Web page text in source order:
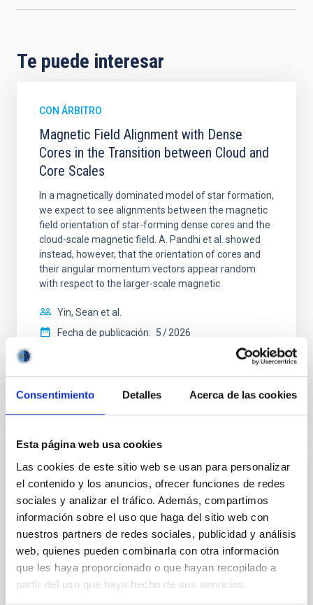
Consentimiento Detalles Acerca de las cookies
Esta página web usa cookies
Las cookies de este sitio web se usan para personalizar
el contenido y los anuncios, ofrecer funciones de redes
sociales y analizar el tráfico. Además, compartimos
información sobre el uso que haga del sitio web con
nuestros partners de redes sociales, publicidad y análisis
web, quienes pueden combinarla con otra información
que les haya proporcionado o que hayan recopilado a
partir del uso que haya hecho de sus servicios.
Te puede interesar
CON ÁRBITRO
Magnetic Field Alignment with Dense
Cores in the Transition between Cloud and
Core Scales
In a magnetically dominated model of star formation,
we expect to see alignments between the magnetic
field orientation of star-forming dense cores and the
cloud-scale magnetic field. A. Pandhi et al. showed
instead, however, that the orientation of cores and
their angular momentum vectors appear random
with respect to the larger-scale magnetic
Yin, Sean et al.
Fecha de publicación: 5 2026
BIBCODE 2026APJ..1003...83Y
NÚMERO DE CITAS
CON ÁRBITRO
Clues to inside-out quenching in quiescent
galaxies at 1.2 ≲ z ≲ 2.2: Age, Fe-, and
Mg-abundance gradients from JWST-
SUSPENSE
Spatially resolved stellar populations of massive
quiescent galaxies at cosmic noon provide powerful